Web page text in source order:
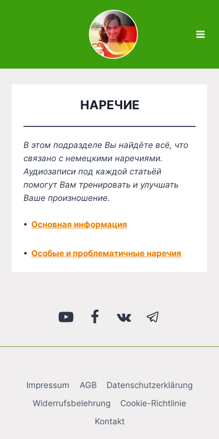
НАРЕЧИЕ
В этом подразделе Вы найдёте всё, что
связано с немецкими наречиями.
Аудиозаписи под каждой статьёй
помогут Вам тренировать и улучшать
Ваше произношение.
• Основная информация
• Особые и проблематичные наречия
Impressum AGB
Datenschutzerklärung
Widerrufsbelehrung
Cookie-Richtlinie
Kontakt